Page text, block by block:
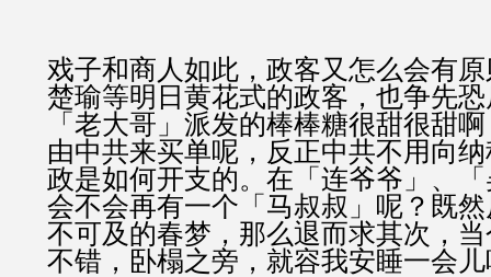
戏子和商人如此，政客又怎么会有
楚瑜等明日黄花式的政客，也争先
「老大哥」派发的棒棒糖很甜很甜
由中共来买单呢，反正中共不用向
政是如何开支的。在「连爷爷」、
会不会再有一个「马叔叔」呢？既
不可及的春梦，那么退而求其次，
不错，卧榻之旁，就容我安睡一会